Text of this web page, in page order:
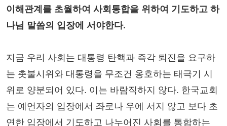
이해관계를 초월하여 사회통합을 위하여 기도하고 하
나님 말씀의 입장에 서야한다.
지금 우리 사회는 대통령 탄핵과 즉각 퇴진을 요구하
는 촛불시위와 대통령을 무조건 옹호하는 태극기 시
위로 양분되어 있다. 이는 바람직하지 않다. 한국교회
는 예언자의 입장에서 좌로나 우에 서지 않고 보다 초
연한 입장에서 기도하고 나누어진 사회를 통합하는